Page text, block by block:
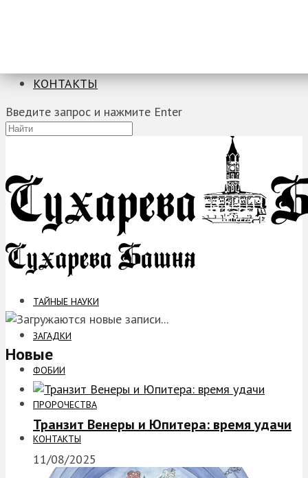
КОНТАКТЫ
Введите запрос и нажмите Enter
ТАЙНЫЕ НАУКИ
ЗАГАДКИ
ФОБИИ
ПРОРОЧЕСТВА
КОНТАКТЫ
Новые
Транзит Венеры и Юпитера: время удачи
11/08/2025